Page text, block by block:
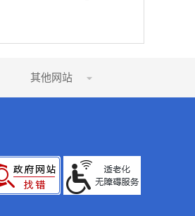
其他网站